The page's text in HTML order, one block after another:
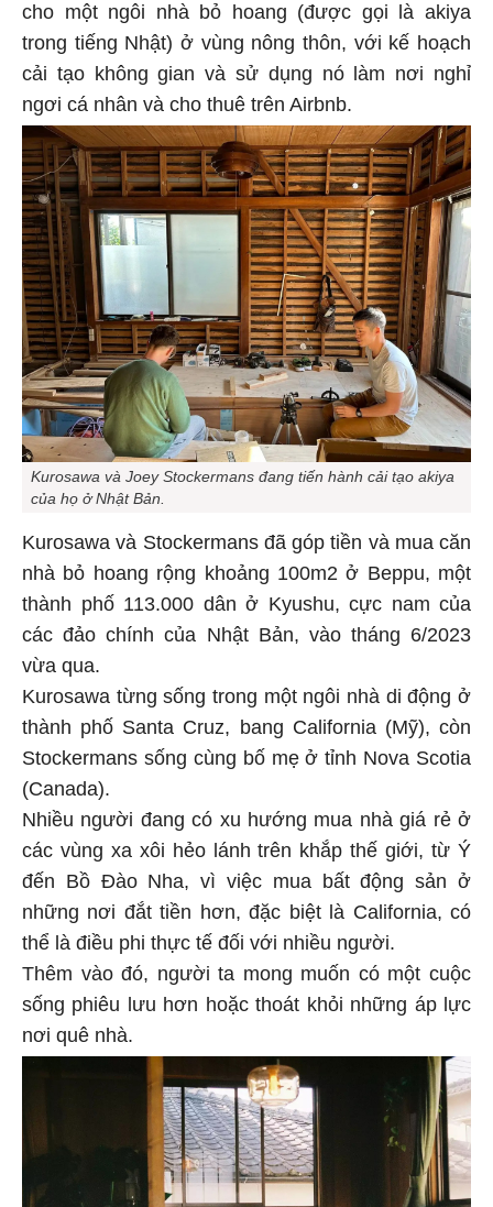
cho một ngôi nhà bỏ hoang (được gọi là akiya
trong tiếng Nhật) ở vùng nông thôn, với kế hoạch
cải tạo không gian và sử dụng nó làm nơi nghỉ
ngơi cá nhân và cho thuê trên Airbnb.
Kurosawa và Joey Stockermans đang tiến hành cải tạo akiya
của họ ở Nhật Bản.
Kurosawa và Stockermans đã góp tiền và mua căn
nhà bỏ hoang rộng khoảng 100m2 ở Beppu, một
thành phố 113.000 dân ở Kyushu, cực nam của
các đảo chính của Nhật Bản, vào tháng 6/2023
vừa qua.
Kurosawa từng sống trong một ngôi nhà di động ở
thành phố Santa Cruz, bang California (Mỹ), còn
Stockermans sống cùng bố mẹ ở tỉnh Nova Scotia
(Canada).
Nhiều người đang có xu hướng mua nhà giá rẻ ở
các vùng xa xôi hẻo lánh trên khắp thế giới, từ Ý
đến Bồ Đào Nha, vì việc mua bất động sản ở
những nơi đắt tiền hơn, đặc biệt là California, có
thể là điều phi thực tế đối với nhiều người.
Thêm vào đó, người ta mong muốn có một cuộc
sống phiêu lưu hơn hoặc thoát khỏi những áp lực
nơi quê nhà.